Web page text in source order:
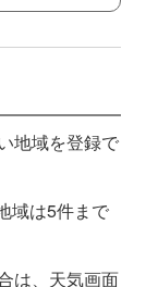
地域を登録で
域は5件まで
は、天気画面